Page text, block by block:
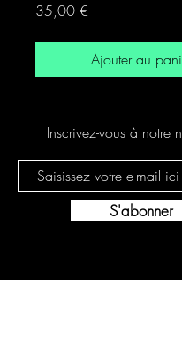
35,00 €
Ajouter au
Inscrivez-vous à notre
S'abonner